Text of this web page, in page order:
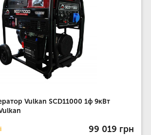
Vulkan SCD11000 1ф 9кВт
99 019 грн